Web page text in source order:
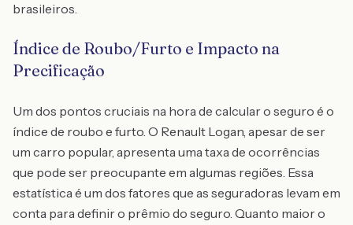
brasileiros.
Índice de Roubo/Furto e Impacto na
Precificação
Um dos pontos cruciais na hora de calcular o seguro é o
índice de roubo e furto. O Renault Logan, apesar de ser
um carro popular, apresenta uma taxa de ocorrências
que pode ser preocupante em algumas regiões. Essa
estatística é um dos fatores que as seguradoras levam em
conta para definir o prêmio do seguro. Quanto maior o